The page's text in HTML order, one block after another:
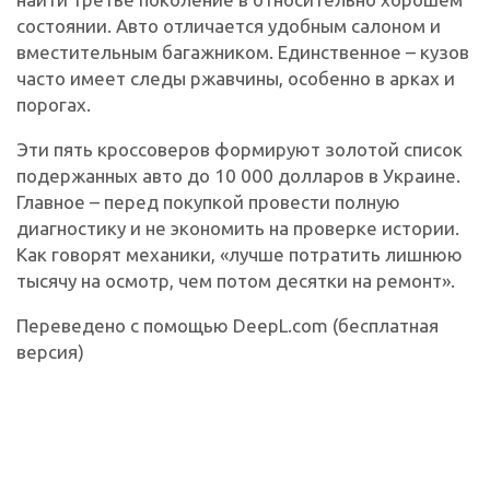
состоянии. Авто отличается удобным салоном и
вместительным багажником. Единственное – кузов
часто имеет следы ржавчины, особенно в арках и
порогах.
Эти пять кроссоверов формируют золотой список
подержанных авто до 10 000 долларов в Украине.
Главное – перед покупкой провести полную
диагностику и не экономить на проверке истории.
Как говорят механики, «лучше потратить лишнюю
тысячу на осмотр, чем потом десятки на ремонт».
Переведено с помощью DeepL.com (бесплатная
версия)